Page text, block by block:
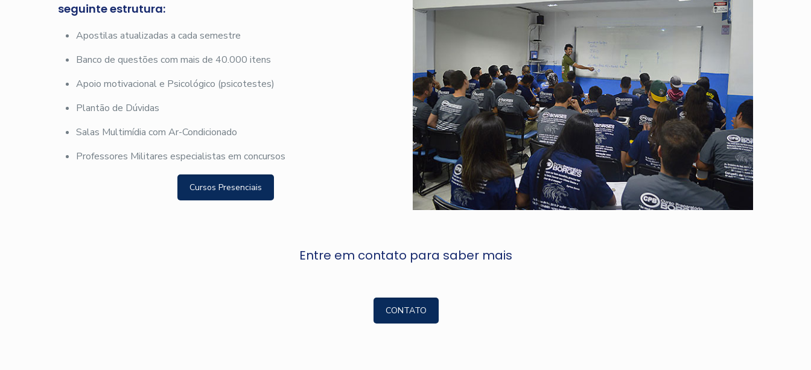
seguinte estrutura:
Apostilas atualizadas a cada semestre
Banco de questões com mais de 40.000 itens
Apoio motivacional e Psicológico (psicotestes)
Plantão de Dúvidas
Salas Multimídia com Ar-Condicionado
Professores Militares especialistas em concursos
Cursos Presenciais
Entre em contato para saber mais
CONTATO